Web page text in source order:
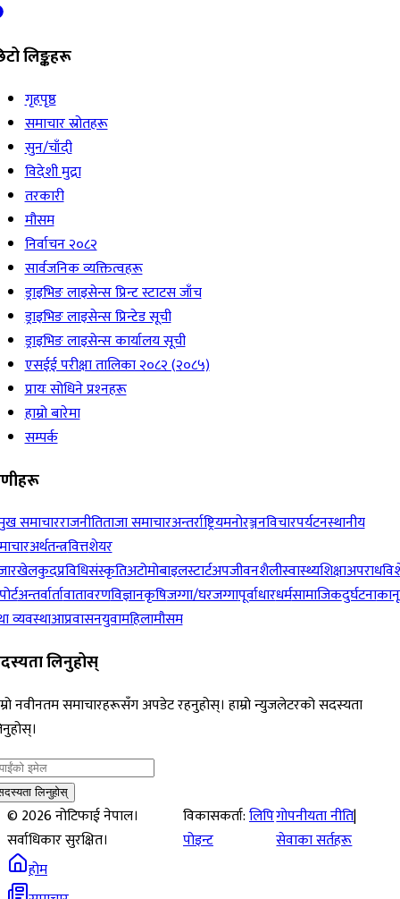
लिङ्कहरू
गृहपृष्ठ
समाचार स्रोतहरू
सुन/चाँदी
विदेशी मुद्रा
तरकारी
मौसम
निर्वाचन २०८२
सार्वजनिक व्यक्तित्वहरू
ड्राइभिङ लाइसेन्स प्रिन्ट स्टाटस जाँच
ड्राइभिङ लाइसेन्स प्रिन्टेड सूची
ड्राइभिङ लाइसेन्स कार्यालय सूची
एसईई परीक्षा तालिका २०८२ (२०८५)
प्रायः सोधिने प्रश्‍नहरू
हाम्रो बारेमा
सम्पर्क
समाचारराजनीतिताजा समाचारअन्तर्राष्ट्रियमनोरञ्जनविचारपर्यटनस्थानीय
अर्थतन्त्रवित्तशेयर
खेलकुदप्रविधिसंस्कृतिअटोमोबाइलस्टार्टअपजीवनशैलीस्वास्थ्यशिक्षाअपराध
अन्तर्वार्तावातावरणविज्ञानकृषिजग्गा/घरजग्गापूर्वाधारधर्मसामाजिकदुर्घटना
व्यवस्थाआप्रवासनयुवामहिलामौसम
लिनुहोस्
नवीनतम समाचारहरूसँग अपडेट रहनुहोस्। हाम्रो न्युजलेटरको सदस्यता
लिनुहोस्
©2026नोटिफाई नेपाल।
सर्वाधिकार सुरक्षित।
विकासकर्ता:लिपि
पोइन्ट
गोपनीयता नीति|
सेवाका सर्तहरू
होम